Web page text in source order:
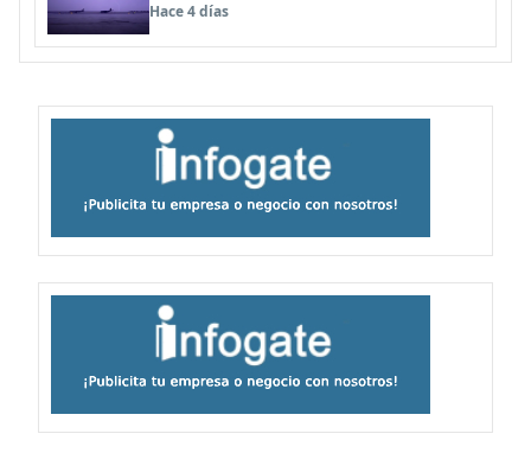
Hace 4 días